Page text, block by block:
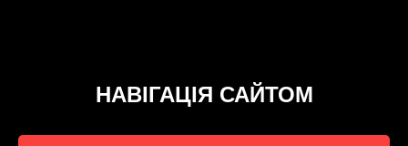
НАВІГАЦІЯ САЙТОМ